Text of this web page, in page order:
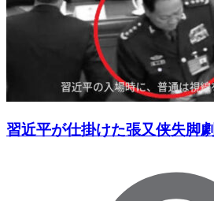
習近平が仕掛けた張又侠失脚劇